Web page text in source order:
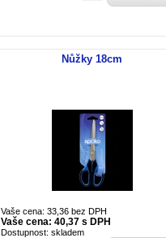
Nůžky 18cm
Vaše cena: 33,36 bez DPH
Vaše cena: 40,37 s DPH
Dostupnost: skladem